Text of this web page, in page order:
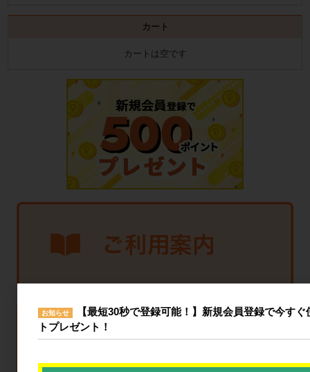
カート
カートは空です
お知らせ
【最短30秒で登録可能！】新規会員登録で今す
トプレゼント！